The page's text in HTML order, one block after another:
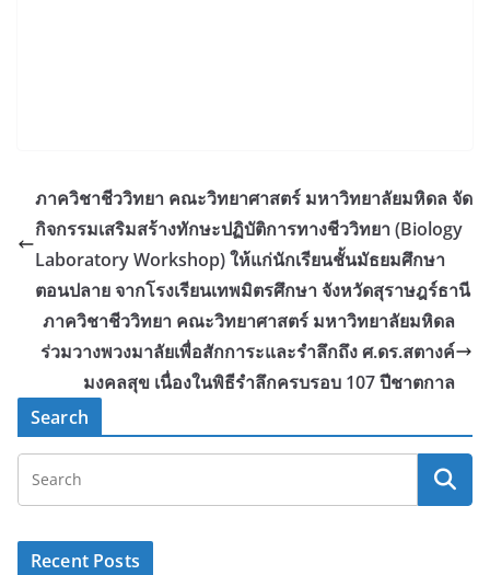
ภาควิชาชีววิทยา คณะวิทยาศาสตร์ มหาวิทยาลัยมหิดล จัด
กิจกรรมเสริมสร้างทักษะปฏิบัติการทางชีววิทยา (Biology
Laboratory Workshop) ให้แก่นักเรียนชั้นมัธยมศึกษา
ตอนปลาย จากโรงเรียนเทพมิตรศึกษา จังหวัดสุราษฎร์ธานี
ภาควิชาชีววิทยา คณะวิทยาศาสตร์ มหาวิทยาลัยมหิดล
ร่วมวางพวงมาลัยเพื่อสักการะและรำลึกถึง ศ.ดร.สตางค์
มงคลสุข เนื่องในพิธีรำลึกครบรอบ 107 ปีชาตกาล
Search
Recent Posts